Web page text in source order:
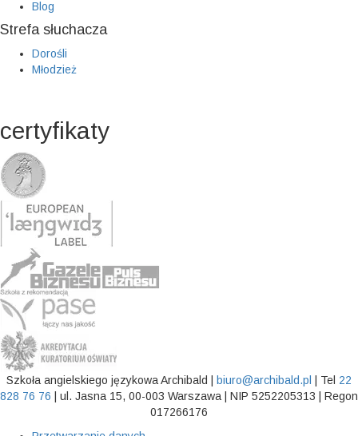
Blog
Strefa słuchacza
Dorośli
Młodzież
certyfikaty
Szkoła angielskiego językowa Archibald | biuro@archibald.pl | Tel 22
828 76 76 | ul. Jasna 15, 00-003 Warszawa | NIP 5252205313 | Regon
017266176